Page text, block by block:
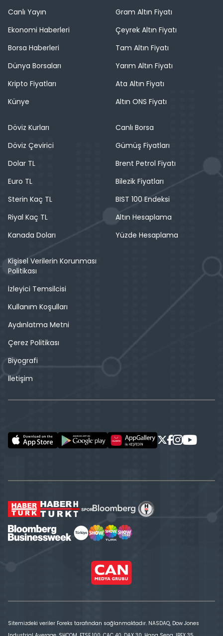
Canlı Yayın
Ekonomi Haberleri
Borsa Haberleri
Dünya Borsaları
Kripto Fiyatları
Künye
Gram Altın Fiyatı
Çeyrek Altın Fiyatı
Tam Altın Fiyatı
Yarım Altın Fiyatı
Ata Altın Fiyatı
Altın ONS Fiyatı
Döviz Kurları
Döviz Çevirici
Dolar TL
Euro TL
Sterin Kaç TL
Riyal Kaç TL
Kanada Doları
Canlı Borsa
Gümüş Fiyatları
Brent Petrol Fiyatı
Bilezik Fiyatları
BIST 100 Endeksi
Altın Hesaplama
Yüzde Hesaplama
Kişisel Verilerin Korunması
Politikası
İzleyici Temsilcisi
Kullanım Koşulları
Aydınlatma Metni
Çerez Politikası
Biyografi
İletişim
Sitemizdeki veriler Foreks tarafından sağlanmaktadır. NASDAQ, Dow Jones